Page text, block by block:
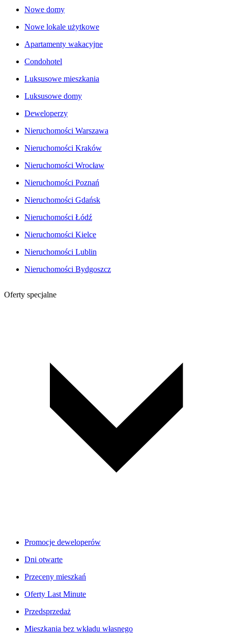
Nowe domy
Nowe lokale użytkowe
Apartamenty wakacyjne
Condohotel
Luksusowe mieszkania
Luksusowe domy
Deweloperzy
Nieruchomości Warszawa
Nieruchomości Kraków
Nieruchomości Wrocław
Nieruchomości Poznań
Nieruchomości Gdańsk
Nieruchomości Łódź
Nieruchomości Kielce
Nieruchomości Lublin
Nieruchomości Bydgoszcz
Oferty specjalne
Promocje deweloperów
Dni otwarte
Przeceny mieszkań
Oferty Last Minute
Przedsprzedaż
Mieszkania bez wkładu własnego